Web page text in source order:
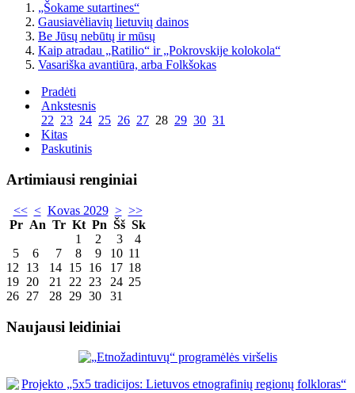
„Šokame sutartines“
Gausiavėliavių lietuvių dainos
Be Jūsų nebūtų ir mūsų
Kaip atradau „Ratilio“ ir „Pokrovskije kolokola“
Vasariška avantiūra, arba Folkšokas
Pradėti
Ankstesnis
22 23 24 25 26 27 28 29 30 31
Kitas
Paskutinis
Artimiausi renginiai
<< < Kovas 2029 > >>
Pr An Tr Kt Pn Šš Sk
1
2 3
4
5
6 7 8 9 10 11
12
13 14 15 16 17 18
19 20 21 22 23 24 25
26 27 28 29 30 31
Naujausi leidiniai